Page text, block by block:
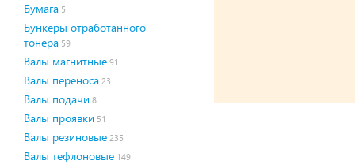
Бумага 5
Бункеры отработанного
тонера 59
Валы магнитные 91
Валы переноса 23
Валы подачи 8
Валы проявки 51
Валы резиновые 235
Валы тефлоновые 149